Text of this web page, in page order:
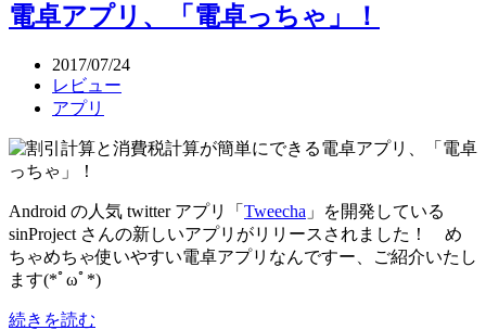
電卓アプリ、「電卓っちゃ」！
2017/07/24
レビュー
アプリ
Android の人気 twitter アプリ「 Tweecha 」を開発している
sinProject さんの新しいアプリがリリースされました！ め
ちゃめちゃ使いやすい電卓アプリなんですー、ご紹介いたし
ます(*ﾟωﾟ*)
続きを読む